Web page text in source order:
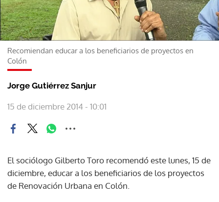
Recomiendan educar a los beneficiarios de proyectos en
Colón
Jorge Gutiérrez Sanjur
15 de diciembre 2014 - 10:01
El sociólogo Gilberto Toro recomendó este lunes, 15 de
diciembre, educar a los beneficiarios de los proyectos
de Renovación Urbana en Colón.